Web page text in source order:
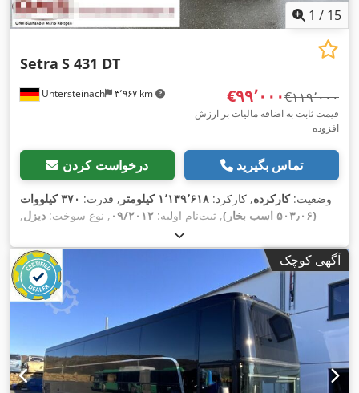
1 / 15
Untersteinach ۳٬۹۶۷ km
Setra S 431 DT
‎€۹۹٬۰۰۰ ‎€۱۱۹٬۰۰۰
قیمت ثابت به اضافه مالیات بر ارزش
افزوده
درخواست کردن تماس بگیرید
وضعیت:کارکرده, کارکرد: ۱٬۱۳۹٬۶۱۸ کیلومتر , قدرت:
۳۷۰ کیلووات
(۵۰۳٫۰۶ اسب بخار)
, ثبت‌نام اولیه: ۰۹/۲۰۱۲ , نوع سوخت: دیزل,
, نوع چرخ‌دنده:خودکار
خاکستری, ترمزها:رتاردر, سال ساخت:۲۰۱۲, تجهیزات:اِی‌بی‌اِس‎,
برنامه پایداری الکترونیکی (ESP), تهویه مطبوع, فرمان هیدرولیک,
قفل مرکزی, چراغ مه شکن, کروز کنترل
آگهی کوچک